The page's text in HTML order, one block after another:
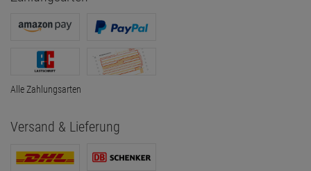
Alle Zahlungsarten
Versand & Lieferung